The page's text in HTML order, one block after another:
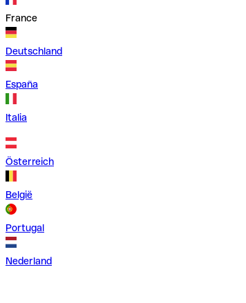
France
Deutschland
España
Italia
Österreich
België
Portugal
Nederland